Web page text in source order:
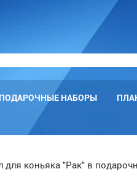
ПОДАРОЧНЫЕ НАБОРЫ
коньяка "Рак" в